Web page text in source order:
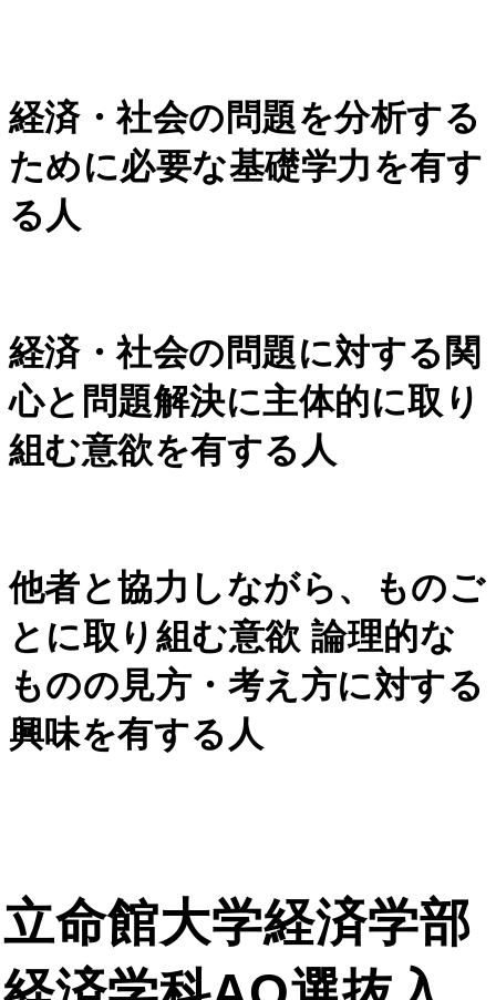
経済・社会の問題を分析する
ために必要な基礎学力を有す
る人
経済・社会の問題に対する関
心と問題解決に主体的に取り
組む意欲を有する人
他者と協力しながら、ものご
とに取り組む意欲 論理的な
ものの見方・考え方に対する
興味を有する人
立命館大学経済学部